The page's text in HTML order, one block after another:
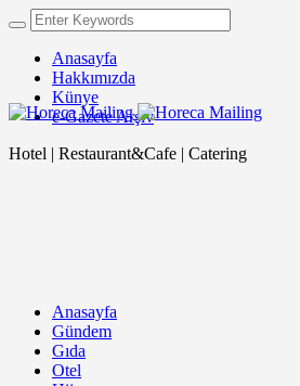
Anasayfa
Hakkımızda
Künye
e-Gazete Arşiv
Hotel | Restaurant&Cafe | Catering
Anasayfa
Gündem
Gıda
Otel